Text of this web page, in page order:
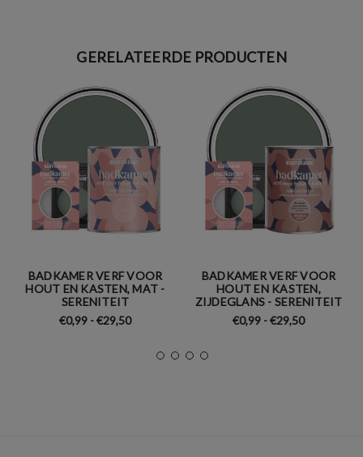
GERELATEERDE PRODUCTEN
BADKAMER VERF VOOR
HOUT EN KASTEN, MAT -
SERENITEIT
€0,99 - €29,50
BADKAMER VERF VOOR
HOUT EN KASTEN,
ZIJDEGLANS - SERENITEIT
€0,99 - €29,50